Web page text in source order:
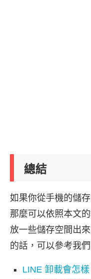
總結
如果你從手機的儲
那麼可以依照本文
放一些儲存空間出
的話，可以參考我
LINE 卸載會怎